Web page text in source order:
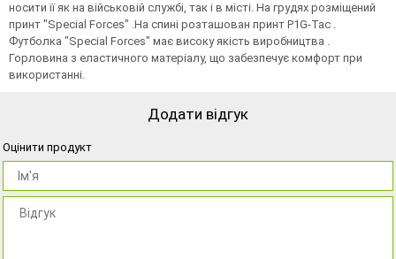
носити її як на військовій службі, так і в місті. На грудях розміщений
принт "Special Forces" .На спинi розташован принт P1G-Tac .
Футболка "Special Forces" має високу якість виробництва .
Горловина з еластичного матеріалу, що забезпечує комфорт при
використанні.
Додати відгук
Оцінити продукт